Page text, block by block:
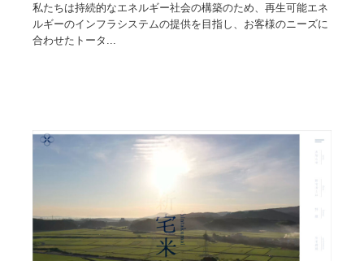
私たちは持続的なエネルギー社会の構築のため、再生可能エネ
ルギーのインフラシステムの提供を目指し、お客様のニーズに
合わせたトータ...